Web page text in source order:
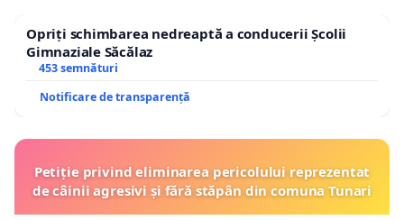
Opriți schimbarea nedreaptă a conducerii Școlii
Gimnaziale Săcălaz
453 semnături
Notificare de transparență
Petiție privind eliminarea pericolului reprezentat
de câinii agresivi și fără stăpân din comuna Tunari